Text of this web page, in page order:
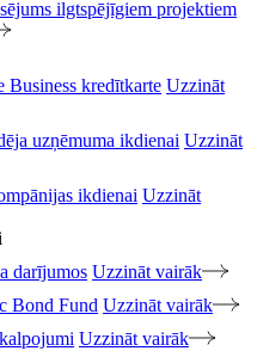
ilgtspējīgiem projektiem
Business kredītkarte Uzzināt
uzņēmuma ikdienai Uzzināt
ikdienai Uzzināt
darījumos Uzzināt vairāk
Bond Fund Uzzināt vairāk
Uzzināt vairāk